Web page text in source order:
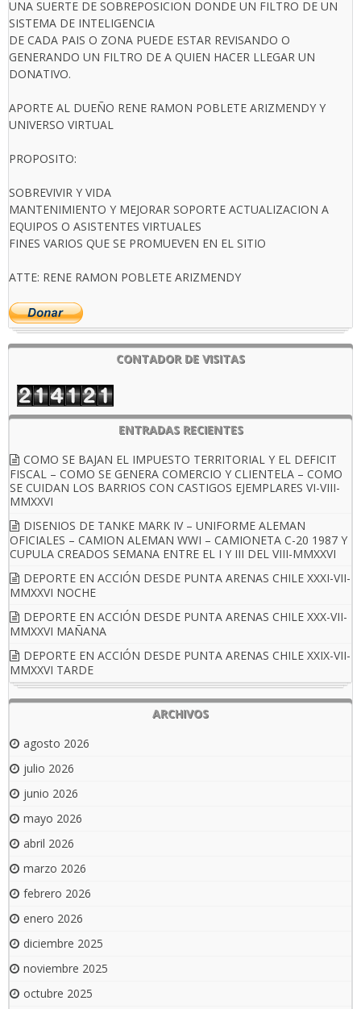
UNA SUERTE DE SOBREPOSICION DONDE UN FILTRO DE UN
SISTEMA DE INTELIGENCIA
DE CADA PAIS O ZONA PUEDE ESTAR REVISANDO O
GENERANDO UN FILTRO DE A QUIEN HACER LLEGAR UN
DONATIVO.
APORTE AL DUEÑO RENE RAMON POBLETE ARIZMENDY Y
UNIVERSO VIRTUAL
PROPOSITO:
SOBREVIVIR Y VIDA
MANTENIMIENTO Y MEJORAR SOPORTE ACTUALIZACION A
EQUIPOS O ASISTENTES VIRTUALES
FINES VARIOS QUE SE PROMUEVEN EN EL SITIO
ATTE: RENE RAMON POBLETE ARIZMENDY
CONTADOR DE VISITAS
ENTRADAS RECIENTES
COMO SE BAJAN EL IMPUESTO TERRITORIAL Y EL DEFICIT
FISCAL – COMO SE GENERA COMERCIO Y CLIENTELA – COMO
SE CUIDAN LOS BARRIOS CON CASTIGOS EJEMPLARES VI-VIII-
MMXXVI
DISENIOS DE TANKE MARK IV – UNIFORME ALEMAN
OFICIALES – CAMION ALEMAN WWI – CAMIONETA C-20 1987 Y
CUPULA CREADOS SEMANA ENTRE EL I Y III DEL VIII-MMXXVI
DEPORTE EN ACCIÓN DESDE PUNTA ARENAS CHILE XXXI-VII-
MMXXVI NOCHE
DEPORTE EN ACCIÓN DESDE PUNTA ARENAS CHILE XXX-VII-
MMXXVI MAÑANA
DEPORTE EN ACCIÓN DESDE PUNTA ARENAS CHILE XXIX-VII-
MMXXVI TARDE
ARCHIVOS
agosto 2026
julio 2026
junio 2026
mayo 2026
abril 2026
marzo 2026
febrero 2026
enero 2026
diciembre 2025
noviembre 2025
octubre 2025